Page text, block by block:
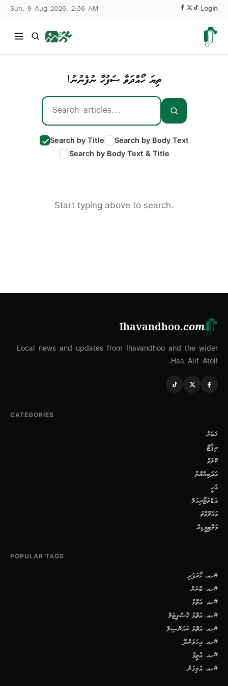
Sun, 9 Aug 2026, 2:36 AM Login
ތިޔަ ހޯއްދަވާ ސަފުހާ ނުފެނުނު!
Search by Title
Search by Body Text
Search by Body Text & Title
Start typing above to search.
Ihavandhoo.com
Local news and updates from Ihavandhoo and the wider
Haa Alif Atoll.
CATEGORIES
ޚަބަރު
ރިޕޯޓް
ކޮލަމް
އަދަބިއްޔާތު
އެހީ
އެޑްވަޓޯރިއަލް
މައުލޫމާތު
މަލްޓިމީޑިއާ
POPULAR TAGS
#ހއ. ހޯރަފުށި
#ހއ. ބާރަށް
#ހއ. އަތޮޅު
#ހއ. އަތޮޅު ހޮސްޕިޓަލް
#ހއ. އަތޮޅު ކައުންސިލް
#ހއ. އިހަވަންދޫ
#ހއ. އުތީމް
#ހއ. އުލިގަން